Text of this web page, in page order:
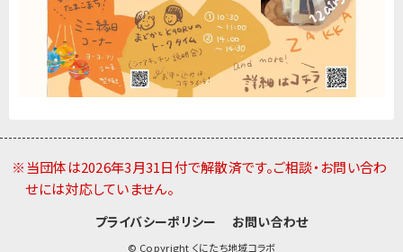
※当団体は2026年3月31日付で解散済です。ご相談・お問い合わ
せには対応していません。
プライバシーポリシー お問い合わせ
© Copyright くにたち地域コラボ